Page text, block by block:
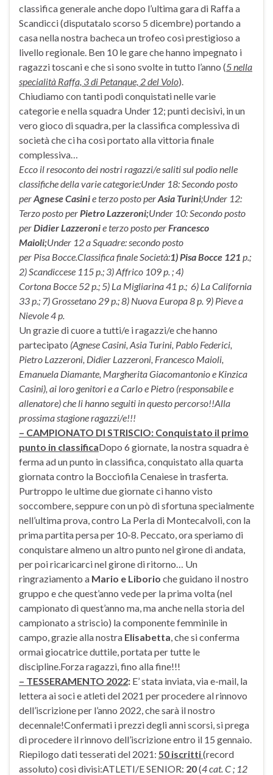
classifica generale anche dopo l’ultima gara di Raffa a
Scandicci (disputatalo scorso 5 dicembre) portando a
casa nella nostra bacheca un trofeo così prestigioso a
livello regionale. Ben 10 le gare che hanno impegnato i
ragazzi toscani e che si sono svolte in tutto l’anno (5 nella
specialità Raffa, 3 di Petanque, 2 del Volo).
Chiudiamo con tanti podi conquistati nelle varie
categorie e nella squadra Under 12; punti decisivi, in un
vero gioco di squadra, per la classifica complessiva di
società che ci ha così portato alla vittoria finale
complessiva…
Ecco il resoconto dei nostri ragazzi/e saliti sul podio nelle
classifiche della varie categorie:Under 18: Secondo posto
perAgnese Casinie terzo posto perAsia Turini;Under 12:
Terzo posto per Pietro Lazzeroni;Under 10: Secondo posto
per Didier Lazzeronie terzo posto per Francesco
Maioli;Under 12 a Squadre: secondo posto
per Pisa Bocce.Classifica finale Società:1) Pisa Bocce 121 p.;
2) Scandiccese 115 p.; 3) Affrico 109 p. ; 4)
Cortona Bocce 52 p.; 5) La Migliarina 41 p.; 6) La California
33 p.; 7) Grossetano 29 p.; 8) Nuova Europa 8 p. 9) Pieve a
Nievole 4 p.
Un grazie di cuore a tutti/e i ragazzi/e che hanno
partecipato (Agnese Casini, Asia Turini, Pablo Federici,
Pietro Lazzeroni, Didier Lazzeroni, Francesco Maioli,
Emanuela Diamante, Margherita Giacomantonio e Kinzica
Casini) , ai loro genitori e a Carlo e Pietro (responsabile e
allenatore) che li hanno seguiti in questo percorso!!Alla
prossima stagione ragazzi/e!!!
– CAMPIONATO DI STRISCIO: Conquistato il primo
punto in classificaDopo 6 giornate, la nostra squadra è
ferma ad un punto in classifica, conquistato alla quarta
giornata contro la Bocciofila Cenaiese in trasferta.
Purtroppo le ultime due giornate ci hanno visto
soccombere, seppure con un pò di sfortuna specialmente
nell’ultima prova, contro La Perla di Montecalvoli, con la
prima partita persa per 10-8. Peccato, ora speriamo di
conquistare almeno un altro punto nel girone di andata,
per poi ricaricarci nel girone di ritorno… Un
ringraziamento a Mario e Liborio che guidano il nostro
gruppo e che quest’anno vede per la prima volta (nel
campionato di quest’anno ma, ma anche nella storia del
campionato a striscio) la componente femminile in
campo, grazie alla nostra Elisabetta , che si conferma
ormai giocatrice duttile, portata per tutte le
discipline.Forza ragazzi, fino alla fine!!!
– TESSERAMENTO 2022: E’ stata inviata, via e-mail, la
lettera ai soci e atleti del 2021 per procedere al rinnovo
dell’iscrizione per l’anno 2022, che sarà il nostro
decennale!Confermati i prezzi degli anni scorsi, si prega
di procedere il rinnovo dell’iscrizione entro il 15 gennaio.
Riepilogo dati tesserati del 2021: 50 iscritti(record
assoluto) così divisi:ATLETI/E SENIOR: 20(4 cat. C ; 12